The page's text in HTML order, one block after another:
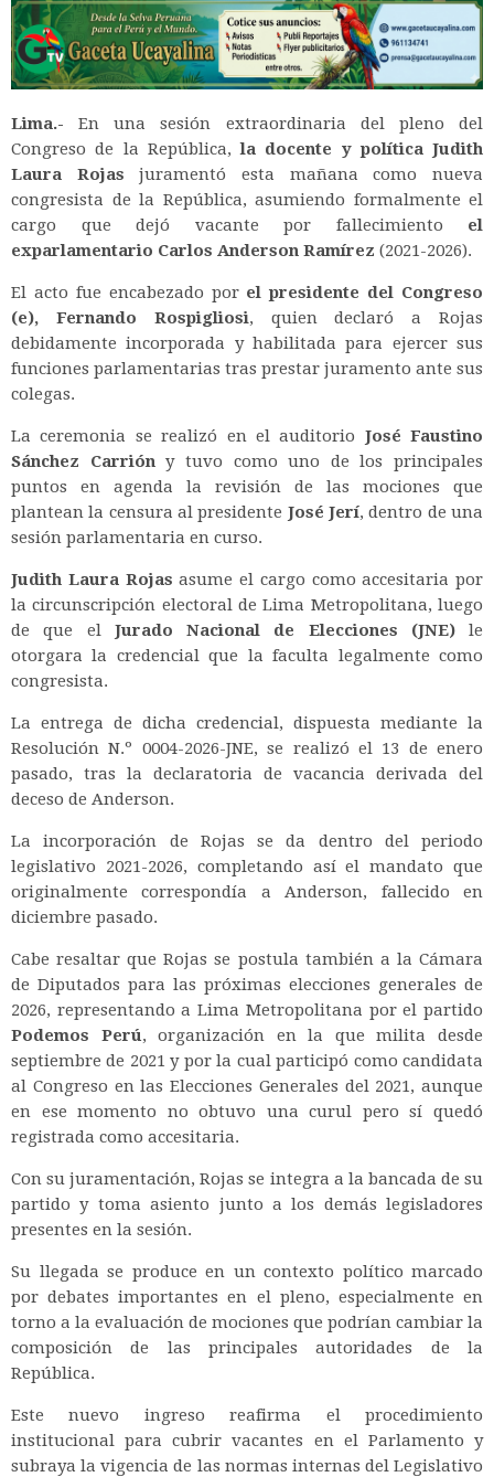
Lima.- En una sesión extraordinaria del pleno del
Congreso de la República,la docente y política Judith
Laura Rojas juramentó esta mañana como nueva
congresista de la República, asumiendo formalmente el
cargo que dejó vacante por fallecimiento el
exparlamentario Carlos Anderson Ramírez (2021-2026).
El acto fue encabezado por el presidente del Congreso
(e), Fernando Rospigliosi, quien declaró a Rojas
debidamente incorporada y habilitada para ejercer sus
funciones parlamentarias tras prestar juramento ante sus
colegas.
La ceremonia se realizó en el auditorio José Faustino
Sánchez Carrióny tuvo como uno de los principales
puntos en agenda la revisión de las mociones que
plantean la censura al presidente José Jerí, dentro de una
sesión parlamentaria en curso.
Judith Laura Rojas asume el cargo como accesitaria por
la circunscripción electoral de Lima Metropolitana, luego
de que el Jurado Nacional de Elecciones (JNE)le
otorgara la credencial que la faculta legalmente como
congresista.
La entrega de dicha credencial, dispuesta mediante la
Resolución N.º 0004-2026-JNE, se realizó el 13 de enero
pasado, tras la declaratoria de vacancia derivada del
deceso de Anderson.
La incorporación de Rojas se da dentro del periodo
legislativo 2021-2026, completando así el mandato que
originalmente correspondía a Anderson, fallecido en
diciembre pasado.
Cabe resaltar que Rojas se postula también a la Cámara
de Diputados para las próximas elecciones generales de
2026, representando a Lima Metropolitana por el partido
Podemos Perú, organización en la que milita desde
septiembre de 2021 y por la cual participó como candidata
al Congreso en las Elecciones Generales del 2021, aunque
en ese momento no obtuvo una curul pero sí quedó
registrada como accesitaria.
Con su juramentación, Rojas se integra a la bancada de su
partido y toma asiento junto a los demás legisladores
presentes en la sesión.
Su llegada se produce en un contexto político marcado
por debates importantes en el pleno, especialmente en
torno a la evaluación de mociones que podrían cambiar la
composición de las principales autoridades de la
República.
Este nuevo ingreso reafirma el procedimiento
institucional para cubrir vacantes en el Parlamento y
subraya la vigencia de las normas internas del Legislativo